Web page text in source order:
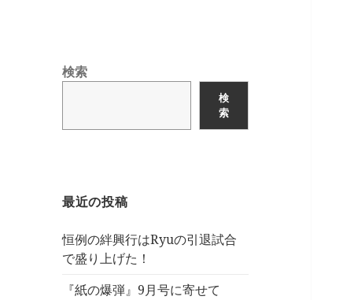
検索
検
索
最近の投稿
恒例の絆興行はRyuの引退試合
で盛り上げた！
『紙の爆弾』9月号に寄せて